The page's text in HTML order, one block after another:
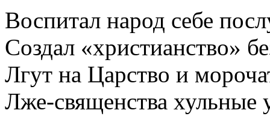
Воспитал народ себе
Создал «христианство»
Лгут на Царство и
Лже-священства хульные